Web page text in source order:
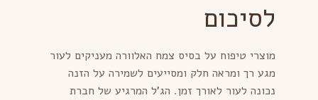
לסיכום
מוצרי טיפוח על בסיס צמח האלוורה מעניקים לעור
מגע רך ומראה חלק ומסייעים לשמירה על הזנה
נכונה לעור לאורך זמן. הג'ל המרגיע של חברת